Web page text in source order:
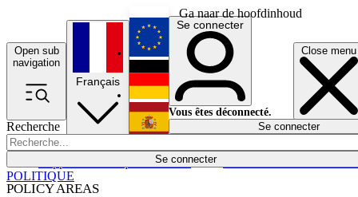
Ga naar de hoofdinhoud
Open sub
navigation
Close menu
Recherche
Se connecter
POLICY AREAS
Économie
Français
English
Deutsch
Español
Se connecter
Vous êtes déconnecté.
Se connecter
POLITIQUE